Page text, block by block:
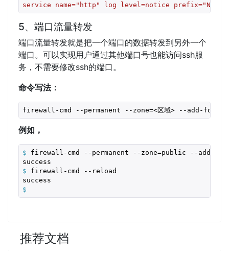
service name="http" log level=notice prefix="NEW
5、端口流量转发
端口流量转发就是把一个端口的数据转发到另外一个
端口。可以实现用户通过其他端口号也能访问ssh服
务，不需要修改ssh的端口。
命令写法：
firewall-cmd --permanent --zone=<区域> --add-
例如，
$ firewall-cmd --permanent --zone=public --add-
$ firewall-cmd --reload
$
推荐文档